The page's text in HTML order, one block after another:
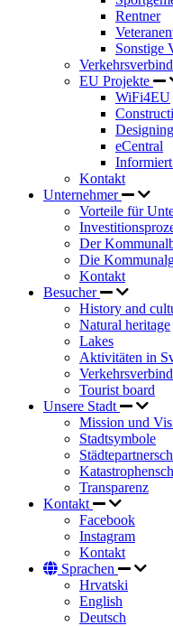
Rentner
Sonstige
EU Projekte
WiFi4EU
eCentral
Kontakt
Unternehmer
Vorteile für
Der
Die
Kontakt
Besucher
History and
Natural heritage
Lakes
Aktivitäten in
Tourist board
Unsere Stadt
Mission und
Stadtsymbole
Transparenz
Kontakt
Facebook
Instagram
Kontakt
Sprachen
Hrvatski
English
Deutsch